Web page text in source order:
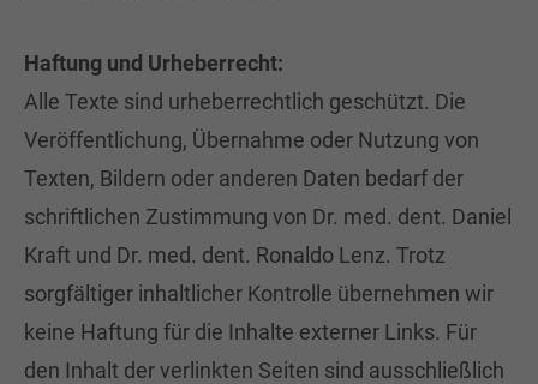
Haftung und Urheberrecht:
Alle Texte sind urheberrechtlich geschützt. Die
Veröffentlichung, Übernahme oder Nutzung von
Texten, Bildern oder anderen Daten bedarf der
schriftlichen Zustimmung von Dr. med. dent. Daniel
Kraft und Dr. med. dent. Ronaldo Lenz. Trotz
sorgfältiger inhaltlicher Kontrolle übernehmen wir
keine Haftung für die Inhalte externer Links. Für
den Inhalt der verlinkten Seiten sind ausschließlich